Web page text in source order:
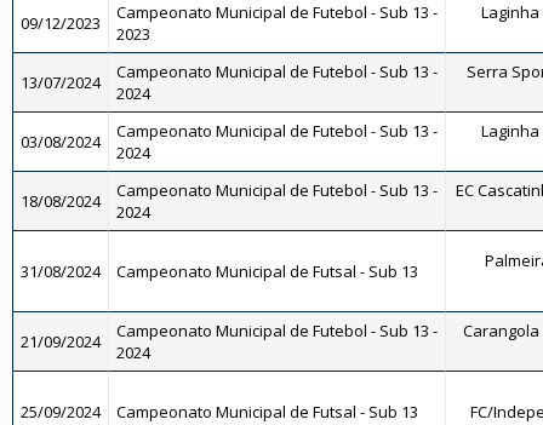
09/12/2023
Campeonato Municipal de Futebol - Sub 13 -
2023
Laginha
13/07/2024
Campeonato Municipal de Futebol - Sub 13 -
2024
Serra
03/08/2024
Campeonato Municipal de Futebol - Sub 13 -
2024
Laginha
18/08/2024
Campeonato Municipal de Futebol - Sub 13 -
2024
EC
31/08/2024 Campeonato Municipal de Futsal - Sub 13
21/09/2024
Campeonato Municipal de Futebol - Sub 13 -
2024
Carangola
25/09/2024 Campeonato Municipal de Futsal - Sub 13
FC/